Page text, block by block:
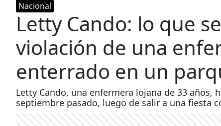
Nacional
Letty Cando: lo que
violación de una
enterrado en un
Letty Cando, ​una enfermera lojana de 33 años,
septiembre pasado, luego de salir a una fiesta